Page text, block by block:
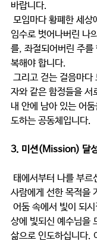
바랍니다.
임수로 벗어나버린 나
를, 좌절되어버린 주를
복해야 합니다.
자와 같은 함정들을 서
내 안에 남아 있는 어
도하는 공동체입니다.
3. 미션(Mission) 달
태에서부터 나를 부
사람에게 선한 목적을
상에 빛되신 예수님을
삶으로 인도하십니다.